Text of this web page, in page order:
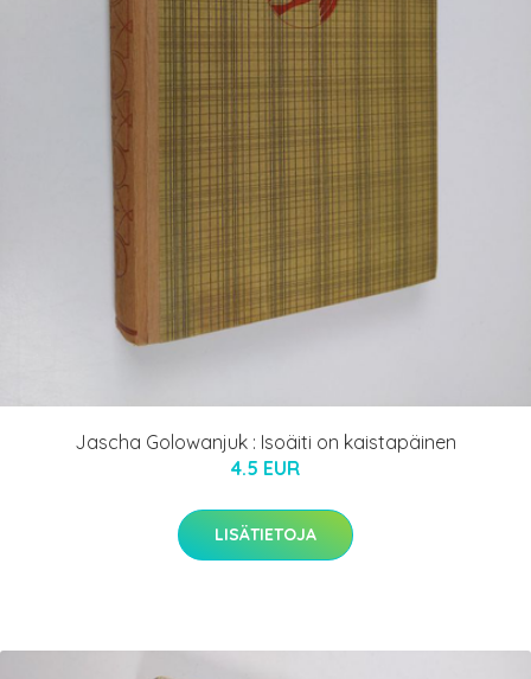
Jascha Golowanjuk : Isoäiti on kaistapäinen
4.5 EUR
LISÄTIETOJA